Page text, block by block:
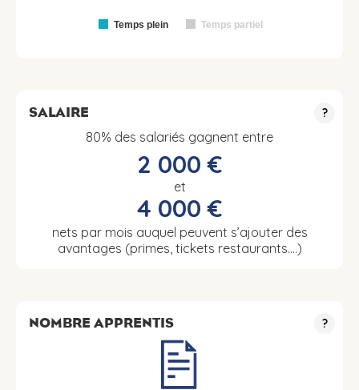
Temps plein Temps partiel
SALAIRE ?
80% des salariés gagnent entre
2 000 €
et
4 000 €
nets par mois auquel peuvent s’ajouter des
avantages (primes, tickets restaurants….)
NOMBRE APPRENTIS ?